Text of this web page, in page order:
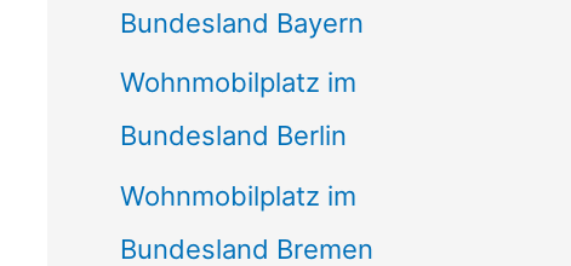
Bundesland Bayern
Wohnmobilplatz im
Bundesland Berlin
Wohnmobilplatz im
Bundesland Bremen